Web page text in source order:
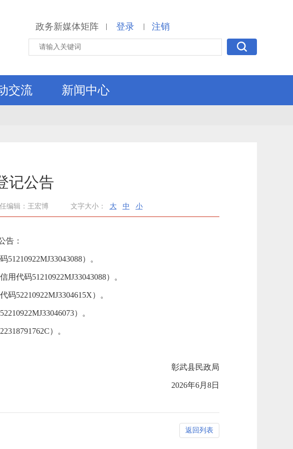
政务新媒体矩阵 | 登录 | 注销
交流 新闻中心
记公告
编辑：王宏博 文字大小： 大 中 小
告：
）。
代码51210922MJ33043088）。
52210922MJ3304615X）。
）。
）。
彰武县民政局
2026年6月8日
返回列表